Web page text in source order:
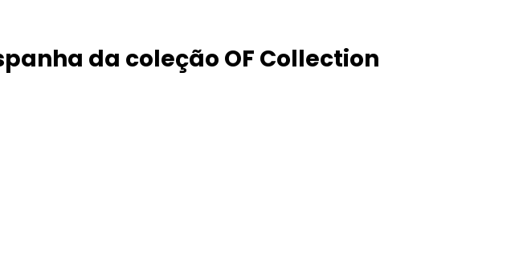
da coleção OF Collection